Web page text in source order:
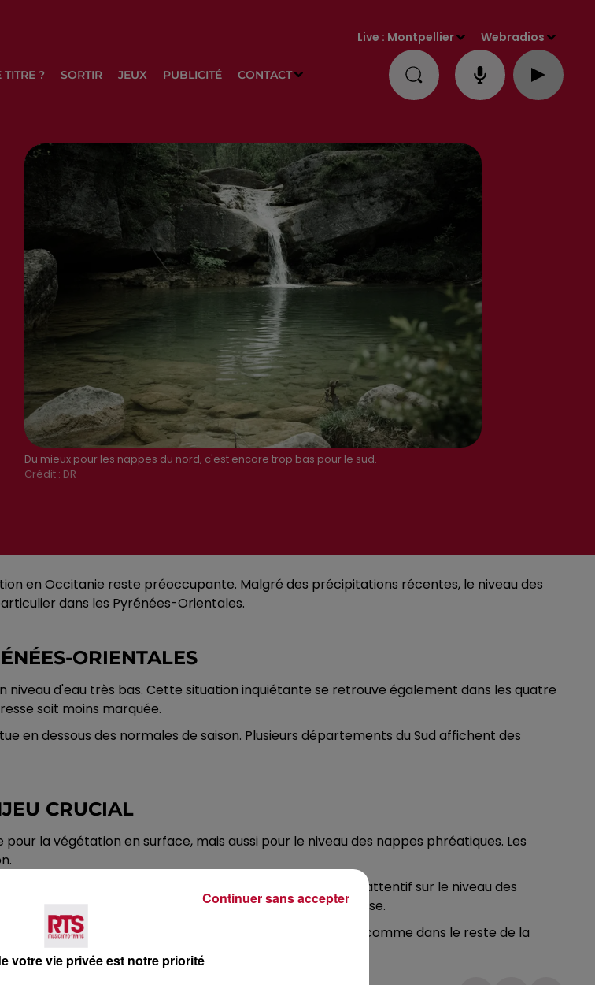
TITRE ? SORTIR JEUX PUBLICITÉ CONTACT
Live : Montpellier Webradios
Du mieux pour les nappes du nord, c'est encore trop bas pour le sud.
Crédit : DR
en Occitanie reste préoccupante. Malgré des précipitations récentes, le niveau des
dans les Pyrénées-Orientales.
ORIENTALES
niveau d'eau très bas. Cette situation inquiétante se retrouve également dans les quatre
soit moins marquée.
en dessous des normales de saison. Plusieurs départements du Sud affichent des
CRUCIAL
la végétation en surface, mais aussi pour le niveau des nappes phréatiques. Les
les agriculteurs et les autorités locales gardent un œil attentif sur le niveau des
nécessaires pour éviter une crise de sécheresse.
la nécessité de l'utiliser avec parcimonie. En Occitanie, comme dans le reste de la
de tous les jours.
votre vie privée est notre priorité
Continuer sans accepter